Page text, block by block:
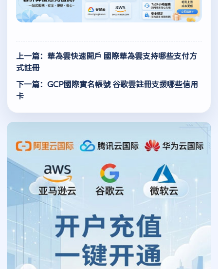
上一篇：華為雲快速開戶 國際華為雲支持哪些支付方
式註冊
下一篇：GCP國際實名帳號 谷歌雲註冊支援哪些信用
卡